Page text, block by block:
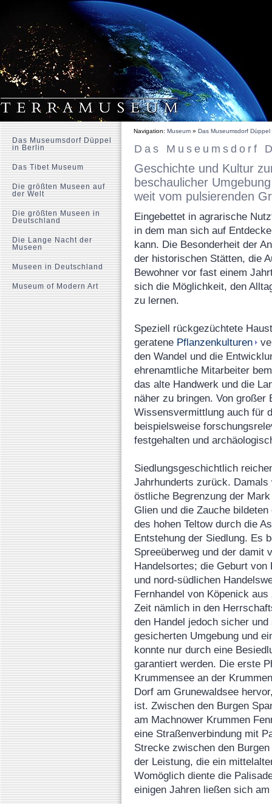
Das Museumsdorf
Geschichte und Kultur
beschaulicher
weit vom pulsierenden
Eingebettet in agrarische
in dem man sich auf
kann. Die Besonderheit der
der historischen Stätten, die
Bewohner vor fast einem
sich die Möglichkeit, den
zu lernen.
Speziell rückgezüchtete
geratene Pflanzenkulturen
den Wandel und die
ehrenamtliche Mitarbeiter
das alte Handwerk und die
näher zu bringen. Von großer
Wissensvermittlung auch für
beispielsweise
festgehalten und
Siedlungsgeschichtlich
Jahrhunderts zurück.
östliche Begrenzung der
Glien und die Zauche
des hohen Teltow durch die
Entstehung der Siedlung. Es
Spreeüberweg und der damit
Handelsortes; die Geburt
und nord-südlichen
Fernhandel von Köpenick
Zeit nämlich in den
den Handel jedoch sicher
gesicherten Umgebung und
konnte nur durch eine
garantiert werden. Die erste
Krummensee an der
Dorf am Grunewaldsee
ist. Zwischen den Burgen
am Machnower Krummen
eine Straßenverbindung mit
Strecke zwischen den
der Leistung, die ein
Womöglich diente die
einigen Jahren ließen sich
Das Museumsdorf Düppel
in Berlin
Das Tibet Museum
Die größten Museen auf
der Welt
Die größten Museen in
Deutschland
Die Lange Nacht der
Museen
Museen in Deutschland
Museum of Modern Art
Navigation: Museum » Das Museumsdorf Düppel